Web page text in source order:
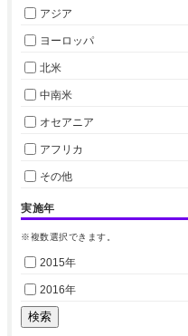
アジア
ヨーロッパ
北米
中南米
オセアニア
アフリカ
その他
実施年
※複数選択できます。
2015年
2016年